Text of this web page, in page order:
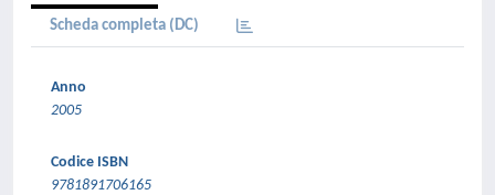
Scheda completa (DC)
Anno
2005
Codice ISBN
9781891706165